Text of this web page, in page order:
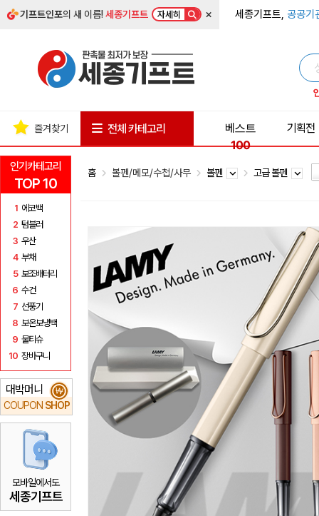
기프트인포의 새 이름!세종기프트 자세히 × 세종기프트, 공공기
인기카테고리
TOP 10
1 에코백
2 텀블러
3 우산
4 부채
5 보조배터리
6 수건
7 선풍기
8 보온보냉백
9 물티슈
10 장바구니
대박머니
COUPON SHOP
₩
모바일에서도
세종기프트
즐겨찾기 전체 카테고리
베스트
100
기획전
홈 볼펜/메모/수첩/사무 볼펜 고급 볼펜